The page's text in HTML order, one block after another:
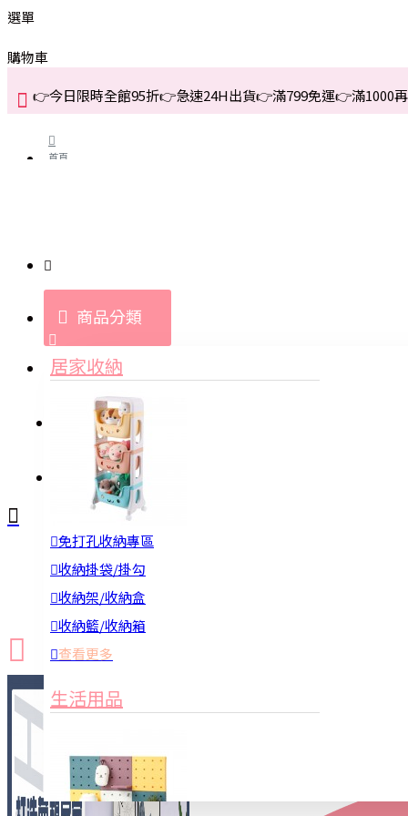
選單
購物車
👉今日限時全館95折👉急速24H出貨👉滿799免運👉滿1000
首頁
商品分類
居家收納
免打孔收納專區
收納掛袋/掛勾
收納架/收納盒
收納籃/收納箱
查看更多
生活用品
登入
新品上市